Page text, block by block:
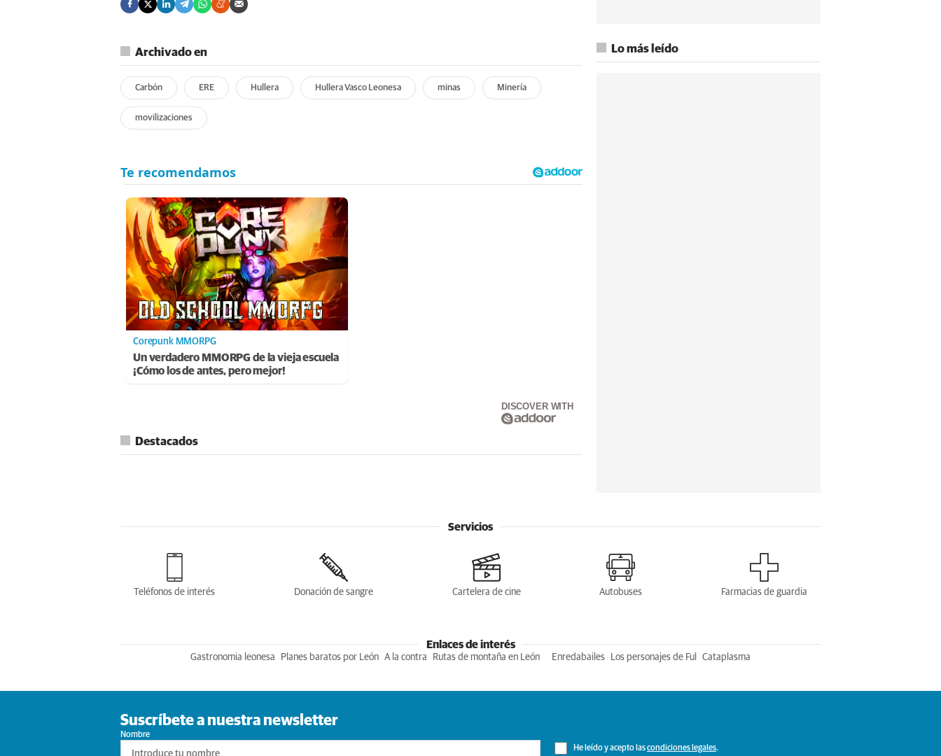
Archivado en
Carbón ERE Hullera Hullera Vasco Leonesa minas Minería
movilizaciones
Corepunk MMORPG
Un verdadero MMORPG de la vieja escuela
¡Cómo los de antes, pero mejor!
DISCOVER WITH
Destacados
Lo más leído
Servicios
Teléfonos de interés Donación de sangre Cartelera de cine Autobuses Farmacias de guardia
Enlaces de interés
Gastronomia leonesa Planes baratos por León A la contra Rutas de montaña en León Enredabailes Los personajes de Ful Cataplasma
Suscríbete a nuestra newsletter
Nombre
He leído y acepto lascondiciones legales.